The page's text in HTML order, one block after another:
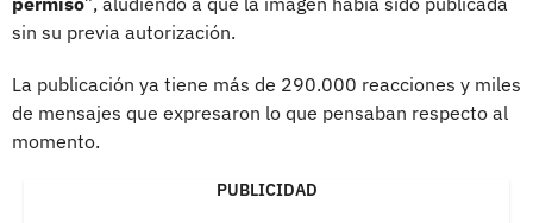
sin su previa autorización.
La publicación ya tiene más de 290.000 reacciones y miles
de mensajes que expresaron lo que pensaban respecto al
momento.
PUBLICIDAD